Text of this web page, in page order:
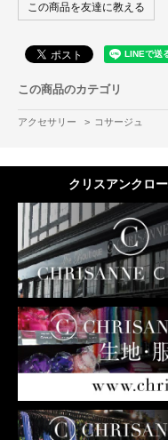
この商品を友達に教える
この商品のカテゴリ
アクセサリー > コサージュ
クリスアンクロ